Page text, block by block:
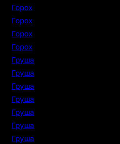
Горох
Горох
Горох
Горох
Груша
Груша
Груша
Груша
Груша
Груша
Груша